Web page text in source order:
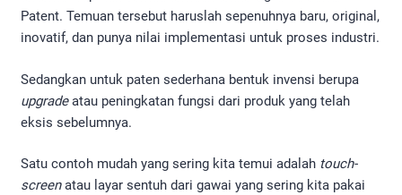
Patent. Temuan tersebut haruslah sepenuhnya baru, original,
inovatif, dan punya nilai implementasi untuk proses industri.
Sedangkan untuk paten sederhana bentuk invensi berupa
upgradeatau peningkatan fungsi dari produk yang telah
eksis sebelumnya.
Satu contoh mudah yang sering kita temui adalah touch-
screenatau layar sentuh dari gawai yang sering kita pakai